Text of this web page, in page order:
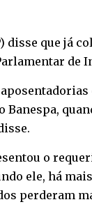
disse que já
de
o
ele, há
perderam